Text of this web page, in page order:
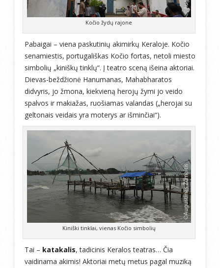
Kočio žydų rajone
Pabaigai – viena paskutinių akimirkų Keraloje. Kočio
senamiestis, portugališkas Kočio fortas, netoli miesto
simbolių „kiniškų tinklų“. Į teatro sceną išeina aktoriai.
Dievas-beždžionė Hanumanas, Mahabharatos
didvyris, jo žmona, kiekvieną herojų žymi jo veido
spalvos ir makiažas, ruošiamas valandas („herojai su
geltonais veidais yra moterys ar išminčiai“).
Kiniški tinklai, vienas Kočio simbolių
Tai – katakalis, tadicinis Keralos teatras… Čia
vaidinama akimis! Aktoriai metų metus pagal muziką